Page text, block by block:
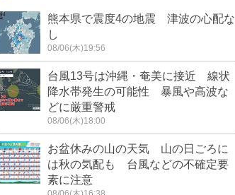
熊本県で震度4の地震 津波の心配な
し
08/06(木)19:56
台風13号は沖縄・奄美に接近 線状
降水帯発生の可能性 暴風や高波な
どに厳重警戒
08/06(木)18:00
お盆休みの山の天気 山の日ごろに
は秋の気配も 台風などの不確定要
素に注意